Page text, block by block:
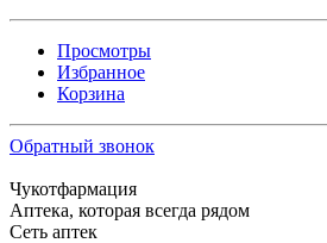
Просмотры
Избранное
Корзина
Обратный звонок
Чукотфармация
Аптека, которая всегда рядом
Сеть аптек